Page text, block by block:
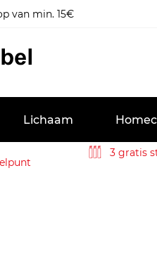
van min. 15€
Lichaam
3 gratis